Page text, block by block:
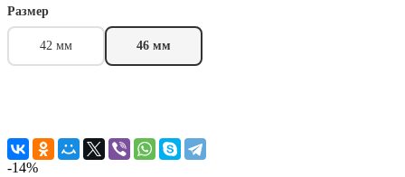
Размер
42 мм 46 мм
-14%